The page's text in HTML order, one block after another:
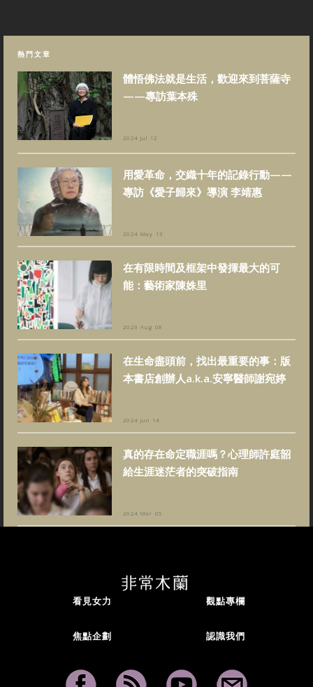
熱門文章
體悟佛法就是生活，歡迎來到菩薩寺
——專訪葉本殊
2024 Jul 12
用愛革命，交織十年的記錄行動——
專訪《愛子歸來》導演 李靖惠
2024 May 13
在有限時間及框架中發揮最大的可
能：藝術家陳姝里
2023 Aug 08
在生命盡頭前，找出最重要的事：版
本書店創辦人a.k.a.安寧醫師謝宛婷
2024 Jun 14
真的存在命定職涯嗎？心理師許庭韶
給生涯迷茫者的突破指南
2024 Mar 05
看見女力 觀點專欄
焦點企劃 認識我們